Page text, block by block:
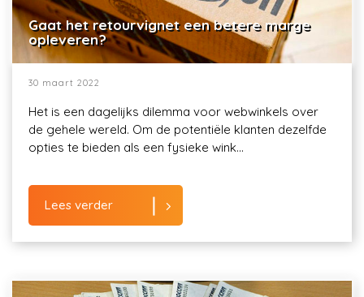
Gaat het retourvignet een betere marge
opleveren?
30 maart 2022
Het is een dagelijks dilemma voor webwinkels over
de gehele wereld. Om de potentiële klanten dezelfde
opties te bieden als een fysieke wink...
Lees verder